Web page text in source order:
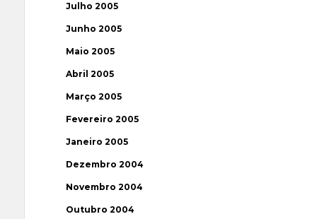
Julho 2005
Junho 2005
Maio 2005
Abril 2005
Março 2005
Fevereiro 2005
Janeiro 2005
Dezembro 2004
Novembro 2004
Outubro 2004